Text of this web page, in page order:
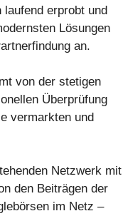
erprobt und
Lösungen
an.
von der stetigen
Überprüfung
vermarkten und
Netzwerk mit
den Beiträgen der
im Netz –